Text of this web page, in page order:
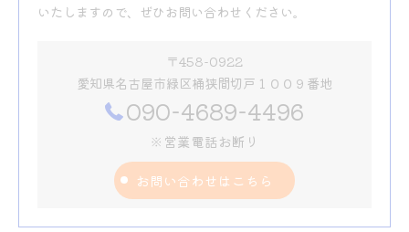
いたしますので、ぜひお問い合わせください。
〒458-0922
愛知県名古屋市緑区桶狭間切戸１００９番地
090-4689-4496
※営業電話お断り
お問い合わせはこちら